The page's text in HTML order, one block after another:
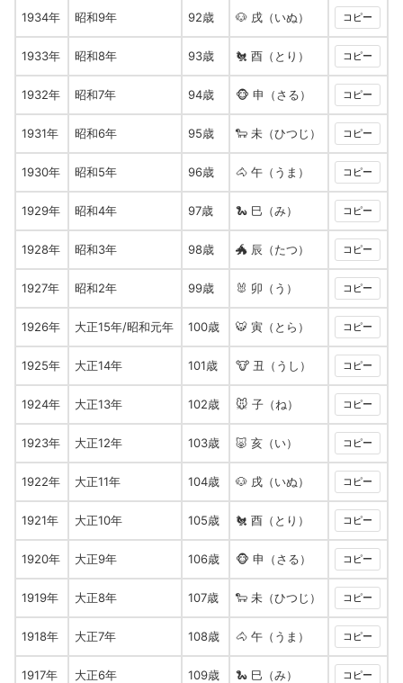
1934年 昭和9年 92歳 🐶 戌（いぬ） コピー
1933年 昭和8年 93歳 🐔 酉（とり） コピー
1932年 昭和7年 94歳 🐵 申（さる） コピー
1931年 昭和6年 95歳 🐑 未（ひつじ） コピー
1930年 昭和5年 96歳 🐴 午（うま） コピー
1929年 昭和4年 97歳 🐍 巳（み） コピー
1928年 昭和3年 98歳 🐲 辰（たつ） コピー
1927年 昭和2年 99歳 🐰 卯（う） コピー
1926年 大正15年/昭和元年 100歳 🐯 寅（とら） コピー
1925年 大正14年 101歳 🐮 丑（うし） コピー
1924年 大正13年 102歳 🐭 子（ね） コピー
1923年 大正12年 103歳 🐷 亥（い） コピー
1922年 大正11年 104歳 🐶 戌（いぬ） コピー
1921年 大正10年 105歳 🐔 酉（とり） コピー
1920年 大正9年 106歳 🐵 申（さる） コピー
1919年 大正8年 107歳 🐑 未（ひつじ） コピー
1918年 大正7年 108歳 🐴 午（うま） コピー
1917年 大正6年 109歳 🐍 巳（み） コピー